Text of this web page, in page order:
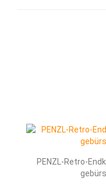
PENZL-Retro-